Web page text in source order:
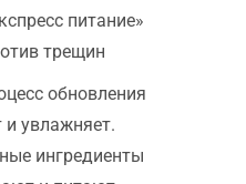
питание»
трещин
обновления
и увлажняет.
ингредиенты